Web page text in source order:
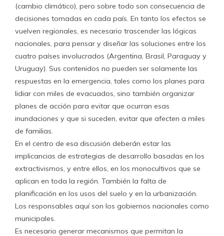
(cambio climático), pero sobre todo son consecuencia de
decisiones tomadas en cada país. En tanto los efectos se
vuelven regionales, es necesario trascender las lógicas
nacionales, para pensar y diseñar las soluciones entre los
cuatro países involucrados (Argentina, Brasil, Paraguay y
Uruguay). Sus contenidos no pueden ser solamente las
respuestas en la emergencia, tales como los planes para
lidiar con miles de evacuados, sino también organizar
planes de acción para evitar que ocurran esas
inundaciones y que si suceden, evitar que afecten a miles
de familias.
En el centro de esa discusión deberán estar las
implicancias de estrategias de desarrollo basadas en los
extractivismos, y entre ellos, en los monocultivos que se
aplican en toda la región. También la falta de
planificación en los usos del suelo y en la urbanización.
Los responsables aquí son los gobiernos nacionales como
municipales.
Es necesario generar mecanismos que permitan la